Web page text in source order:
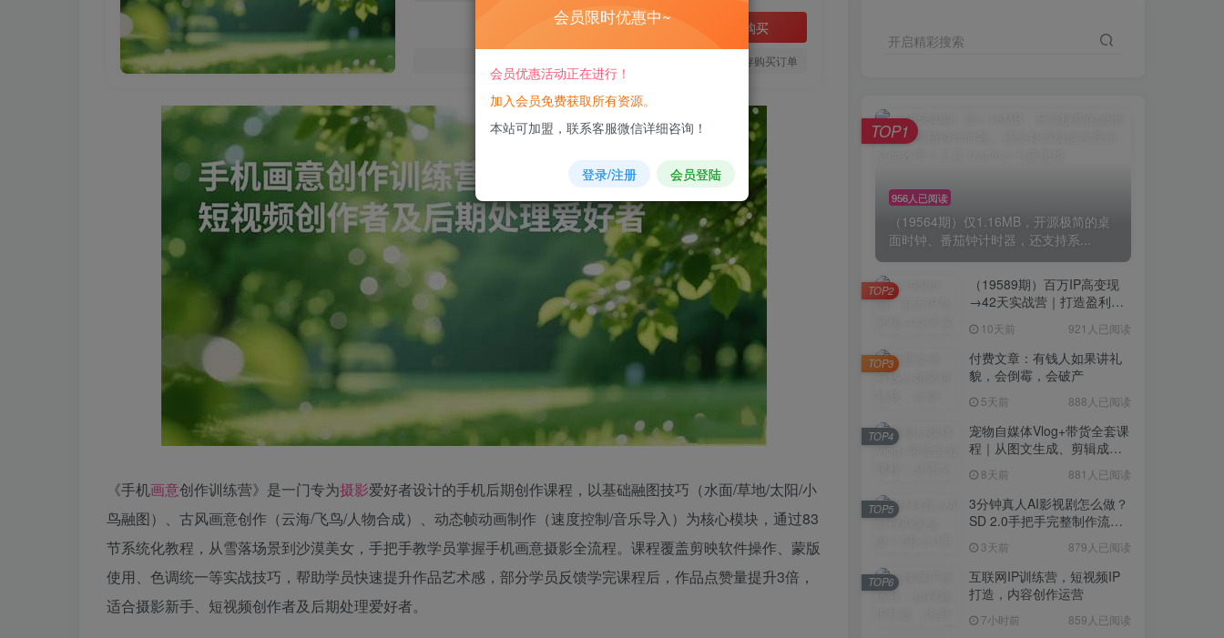
立即购买
您当前未登录！建议登陆后购买，可保存购买订单
《手机画意创作训练营》是一门专为摄影爱好者设计的手机后期创作课程，以基础融图技巧（水面/草地/太阳/小
鸟融图）、古风画意创作（云海/飞鸟/人物合成）、动态帧动画制作（速度控制/音乐导入）为核心模块，通过83
节系统化教程，从雪落场景到沙漠美女，手把手教学员掌握手机画意摄影全流程。课程覆盖剪映软件操作、蒙版
使用、色调统一等实战技巧，帮助学员快速提升作品艺术感，部分学员反馈学完课程后，作品点赞量提升3倍，
适合摄影新手、短视频创作者及后期处理爱好者。
开启精彩搜索
956人已阅读
（19564期）仅1.16MB，开源极简的桌
面时钟、番茄钟计时器，还支持系...
TOP1
（19589期）百万IP高变现
→42天实战营｜打造盈利赚
域转化批量成交积累客户案
例
10天前 921人已阅读
TOP2
付费文章：有钱人如果讲礼
貌，会倒霉，会破产
5天前 888人已阅读
TOP3
宠物自媒体Vlog+带货全套课
程｜从图文生成、剪辑成片
8天前 881人已阅读
TOP4
3分钟真人AI影视剧怎么做？
SD 2.0手把手完整制作流程
无限生成
3天前 879人已阅读
TOP5
互联网IP训练营，短视频IP
打造，内容创作运营
7小时前 859人已阅读
TOP6
会员限时优惠中~
会员优惠活动正在进行！
加入会员免费获取所有资源。
本站可加盟，联系客服微信详细咨询！
登录/注册 会员登陆